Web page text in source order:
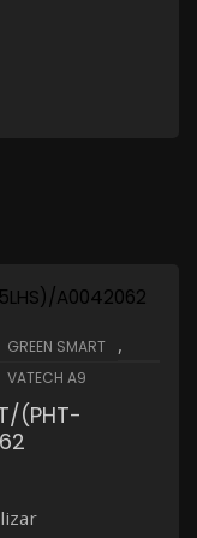
GREEN SMART ,
VATECH A9
(PHT-